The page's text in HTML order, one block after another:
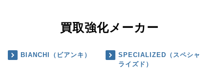
買取強化メーカー
BIANCHI（ビアンキ）
SPECIALIZED（スペシャ
ライズド）